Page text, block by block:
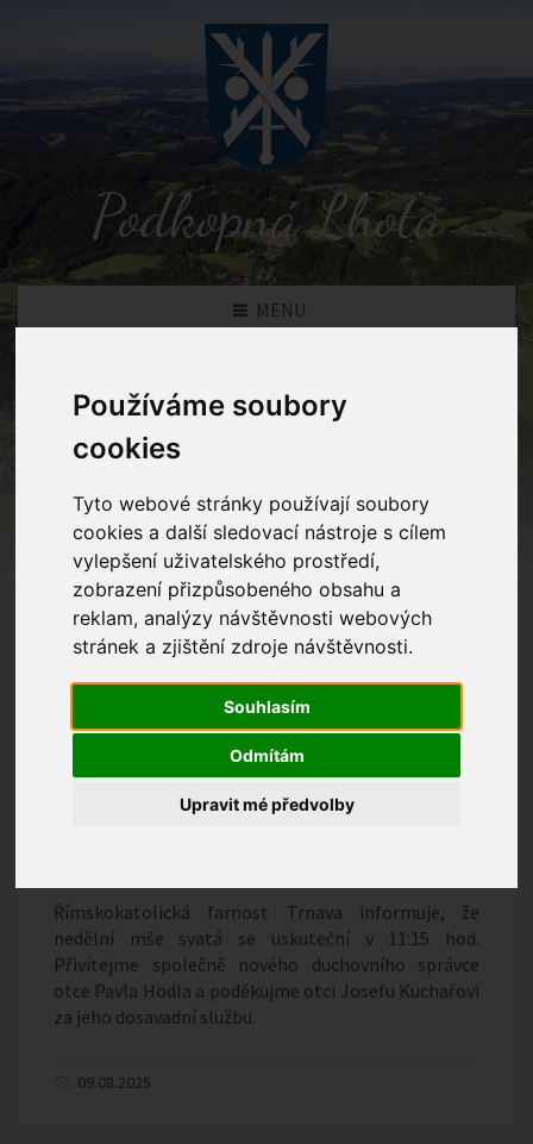
Používáme soubory
cookies
Tyto webové stránky používají soubory
cookies a další sledovací nástroje s cílem
vylepšení uživatelského prostředí,
zobrazení přizpůsobeného obsahu a
reklam, analýzy návštěvnosti webových
stránek a zjištění zdroje návštěvnosti.
Souhlasím
Odmítám
Upravit mé předvolby
Podkopná Lhota
MENU
Novinky
Římskokatolická farnost Trnava informuje, že
nedělní mše svatá se uskuteční v 11:15 hod.
Přivítejme společně nového duchovního správce
otce Pavla Hödla a poděkujme otci Josefu Kuchařovi
za jeho dosavadní službu.
09.08.2025